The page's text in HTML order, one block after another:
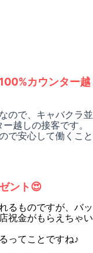
カウンター越
ので、キャバクラ並
越しの接客です。
で安心して働くこと
ント😍
るものですが、バッ
祝金がもらえちゃい
ってことですね♪